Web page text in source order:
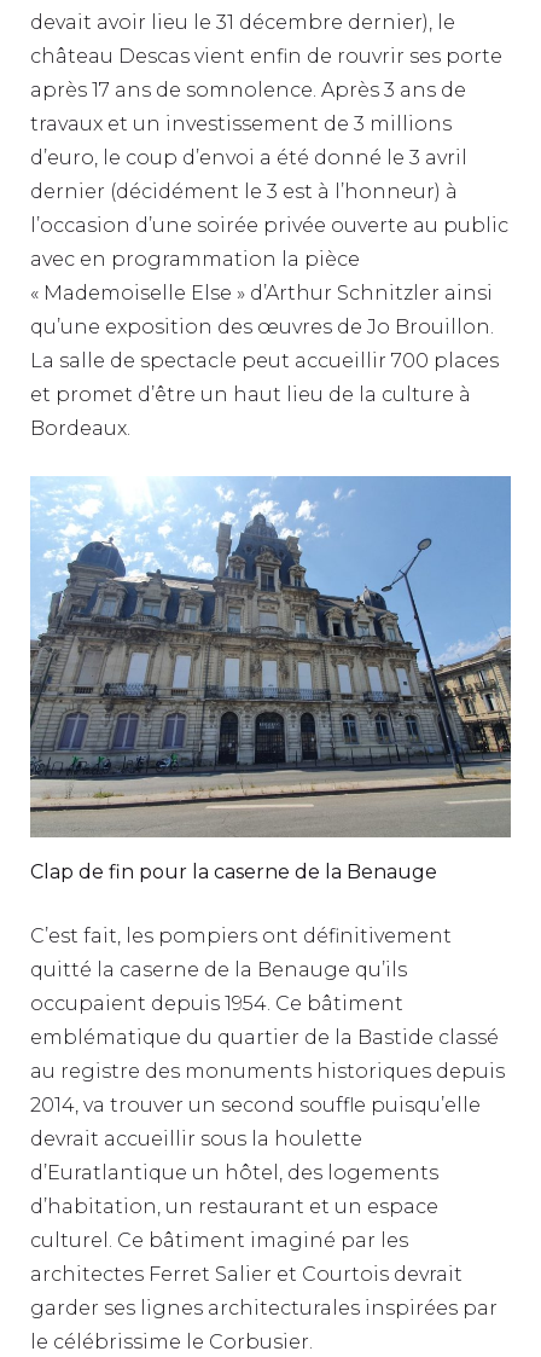
devait avoir lieu le 31 décembre dernier), le
château Descas vient enfin de rouvrir ses porte
après 17 ans de somnolence. Après 3 ans de
travaux et un investissement de 3 millions
d’euro, le coup d’envoi a été donné le 3 avril
dernier (décidément le 3 est à l’honneur) à
l’occasion d’une soirée privée ouverte au public
avec en programmation la pièce
« Mademoiselle Else » d’Arthur Schnitzler ainsi
qu’une exposition des œuvres de Jo Brouillon.
La salle de spectacle peut accueillir 700 places
et promet d’être un haut lieu de la culture à
Bordeaux.
Clap de fin pour la caserne de la Benauge
C’est fait, les pompiers ont définitivement
quitté la caserne de la Benauge qu’ils
occupaient depuis 1954. Ce bâtiment
emblématique du quartier de la Bastide classé
au registre des monuments historiques depuis
2014, va trouver un second souffle puisqu’elle
devrait accueillir sous la houlette
d’Euratlantique un hôtel, des logements
d’habitation, un restaurant et un espace
culturel. Ce bâtiment imaginé par les
architectes Ferret Salier et Courtois devrait
garder ses lignes architecturales inspirées par
le célébrissime le Corbusier.